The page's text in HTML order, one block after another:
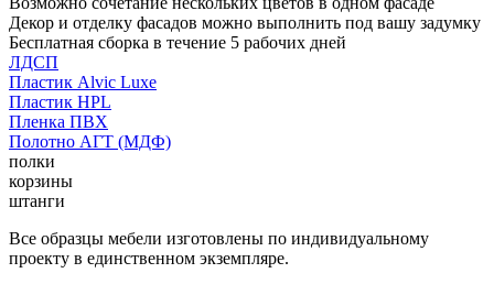
Декор и отделку фасадов можно выполнить под вашу задумку
Бесплатная сборка в течение 5 рабочих дней
ЛДСП
Пластик Alvic Luxe
Пластик HPL
Пленка ПВХ
Полотно АГТ (МДФ)
полки
корзины
штанги
Все образцы мебели изготовлены по индивидуальному
проекту в единственном экземпляре.